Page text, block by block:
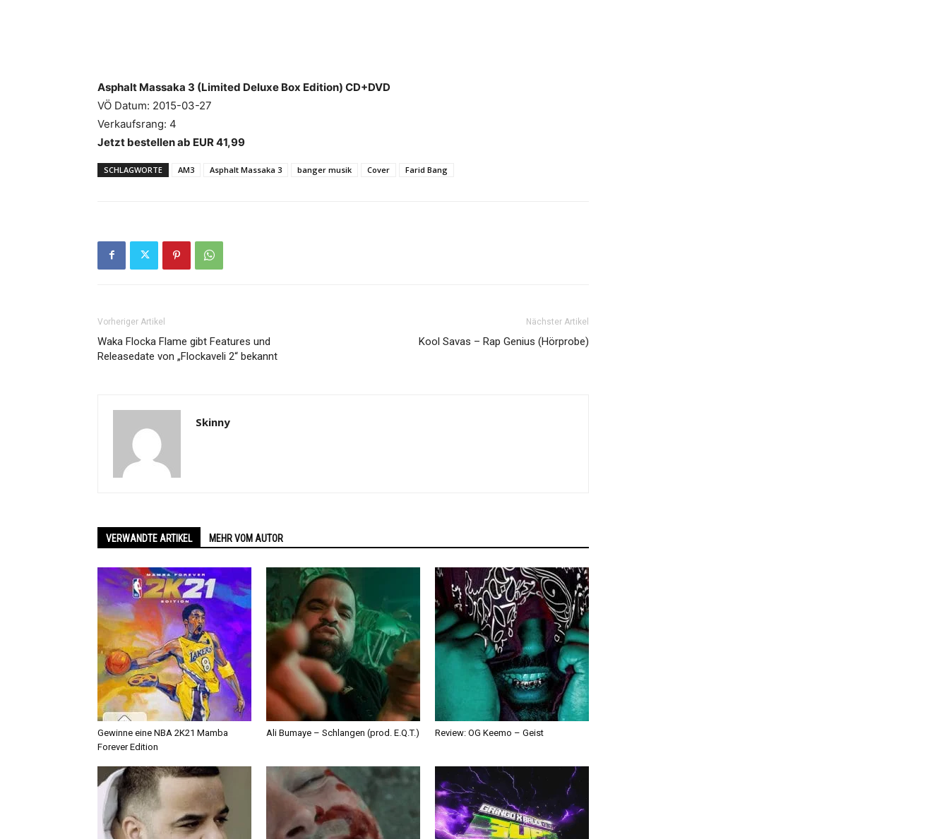
Asphalt Massaka 3 (Limited Deluxe Box Edition) CD+DVD
VÖ Datum: 2015-03-27
Verkaufsrang: 4
Jetzt bestellen ab EUR 41,99
SCHLAGWORTE AM3 Asphalt Massaka 3 banger musik Cover Farid Bang
Vorheriger Artikel
Waka Flocka Flame gibt Features und
Releasedate von „Flockaveli 2“ bekannt
Nächster Artikel
Kool Savas – Rap Genius (Hörprobe)
Skinny
VERWANDTE ARTIKEL MEHR VOM AUTOR
Gewinne eine NBA 2K21 Mamba
Forever Edition
Ali Bumaye – Schlangen (prod. E.Q.T.) Review: OG Keemo – Geist